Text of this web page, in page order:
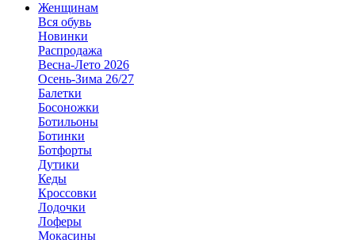
Женщинам
Вся обувь
Новинки
Распродажа
Весна-Лето 2026
Осень-Зима 26/27
Балетки
Босоножки
Ботильоны
Ботинки
Ботфорты
Дутики
Кеды
Кроссовки
Лодочки
Лоферы
Мокасины